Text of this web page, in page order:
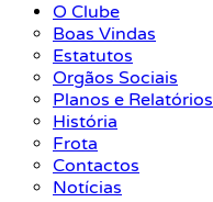
O Clube
Boas Vindas
Estatutos
Orgãos Sociais
Planos e Relatórios
História
Frota
Contactos
Notícias